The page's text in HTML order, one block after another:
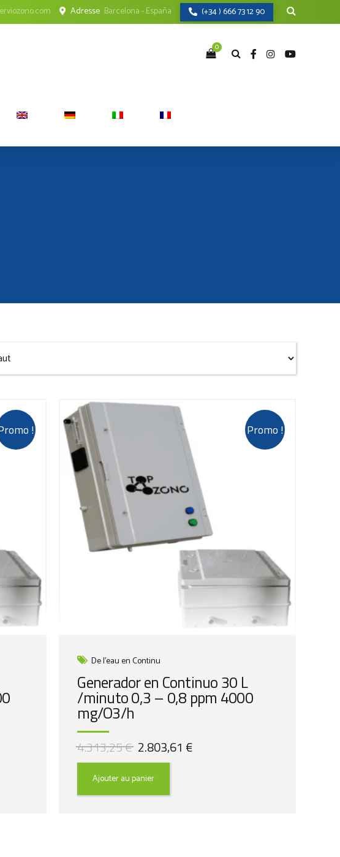
Adresse Barcelona - España (+34 ) 666 73 12 90
0
! Promo !
De l'eau en Continu
Generador en Continuo 30 L
/minuto 0,3 – 0,8 ppm 4000
mg/O3/h
4.313,25€ Le
prix
initial
était :
2.803,61 €Le
Ajouter au panier